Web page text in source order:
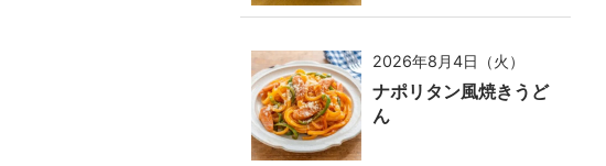
2026年8月4日（火）
ナポリタン風焼きうど
ん